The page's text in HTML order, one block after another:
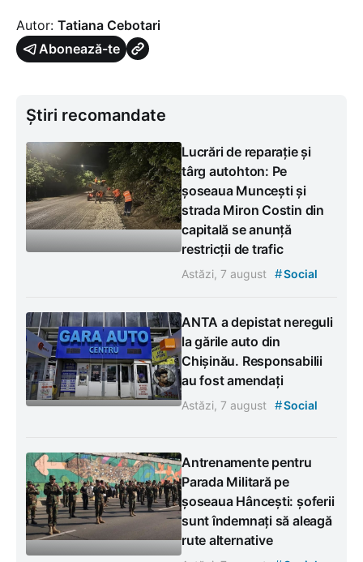
Autor: Tatiana Cebotari
Abonează-te
Știri recomandate
Lucrări de reparație și
târg autohton: Pe
șoseaua Muncești și
strada Miron Costin din
capitală se anunță
restricții de trafic
Astăzi, 7 august #Social
ANTA a depistat nereguli
la gările auto din
Chișinău. Responsabilii
au fost amendați
Astăzi, 7 august #Social
Antrenamente pentru
Parada Militară pe
șoseaua Hâncești: șoferii
sunt îndemnați să aleagă
rute alternative